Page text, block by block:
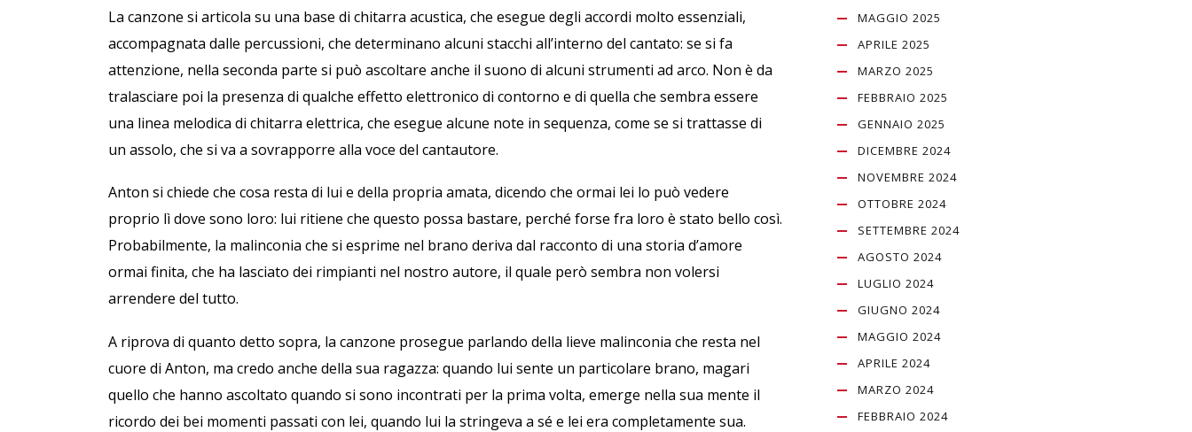
La canzone si articola su una base di chitarra acustica, che esegue degli accordi molto essenziali,
accompagnata dalle percussioni, che determinano alcuni stacchi all’interno del cantato: se si fa
attenzione, nella seconda parte si può ascoltare anche il suono di alcuni strumenti ad arco. Non è da
tralasciare poi la presenza di qualche effetto elettronico di contorno e di quella che sembra essere
una linea melodica di chitarra elettrica, che esegue alcune note in sequenza, come se si trattasse di
un assolo, che si va a sovrapporre alla voce del cantautore.
Anton si chiede che cosa resta di lui e della propria amata, dicendo che ormai lei lo può vedere
proprio lì dove sono loro: lui ritiene che questo possa bastare, perché forse fra loro è stato bello così.
Probabilmente, la malinconia che si esprime nel brano deriva dal racconto di una storia d’amore
ormai finita, che ha lasciato dei rimpianti nel nostro autore, il quale però sembra non volersi
arrendere del tutto.
A riprova di quanto detto sopra, la canzone prosegue parlando della lieve malinconia che resta nel
cuore di Anton, ma credo anche della sua ragazza: quando lui sente un particolare brano, magari
quello che hanno ascoltato quando si sono incontrati per la prima volta, emerge nella sua mente il
ricordo dei bei momenti passati con lei, quando lui la stringeva a sé e lei era completamente sua.
MAGGIO 2025
APRILE 2025
MARZO 2025
FEBBRAIO 2025
GENNAIO 2025
DICEMBRE 2024
NOVEMBRE 2024
OTTOBRE 2024
SETTEMBRE 2024
AGOSTO 2024
LUGLIO 2024
GIUGNO 2024
MAGGIO 2024
APRILE 2024
MARZO 2024
FEBBRAIO 2024